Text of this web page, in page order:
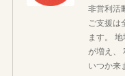
非営利活
ご支援
ます。
が増え、
いつか来